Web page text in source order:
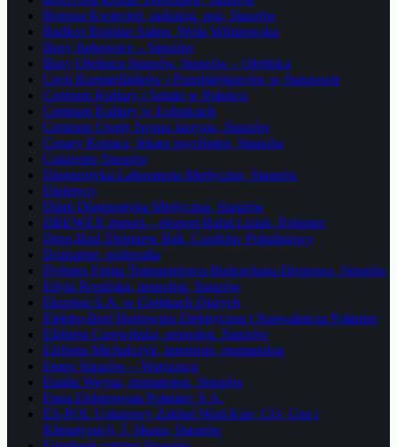
Bożena Kwiecień, radiolog, usg, Staszów
Budkor Bogdan Sałata, Wola Wiśniowska
Busy Jurkowice – Staszów
Busy Oleśnica Staszów, Staszów – Oleśnica
Cech Rzemieślników i Przedsiębiorców w Staszowie
Centrum Kultury i Sztuki w Połańcu
Centrum Kultury w Łubnicach
Centrum Urody Iwona Jarzyna, Staszów
Cezary Kopacz, lekarz psychiatra, Staszów
Cukiernie Staszów
Diagnostyka Laboratoria Medyczne, Staszów
Dietetycy
Dilab Diagnostyka Medyczna, Staszów
DREWEX import – eksport Rafał Lisiak, Połaniec
Drog-Bud Zbigniew Bąk, Czajków Południowy
Drukarnie, poligrafia
Dylmex Firma Transportowo-Budowlano-Drogowa, Staszów
Edyta Rosińska, neurolog, Staszów
Ekoplon S.A. w Grabkach Dużych
Elektro-Bud Hurtownia Elektryczna i Spawalnicza Połaniec
Elżbieta Czerwińska, neurolog, Staszów
Elżbieta Michalczyk, internista, reumatolog
Emex Staszów – Warszawa
Emilia Weyna, stomatolog, Staszów
Enea Elektrownia Połaniec S.A.
ES-POL Usługowy Zakład Wod-Kan, CO, Gaz i
Klimatyzacji, J. Skuza, Staszów